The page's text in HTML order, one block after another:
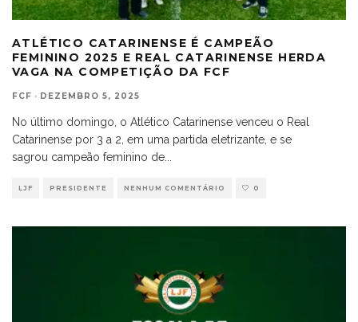
ATLÉTICO CATARINENSE É CAMPEÃO
FEMININO 2025 E REAL CATARINENSE HERDA
VAGA NA COMPETIÇÃO DA FCF
FCF · DEZEMBRO 5, 2025
No último domingo, o Atlético Catarinense venceu o Real
Catarinense por 3 a 2, em uma partida eletrizante, e se
sagrou campeão feminino de...
LJF PRESIDENTE NENHUM COMENTÁRIO 0